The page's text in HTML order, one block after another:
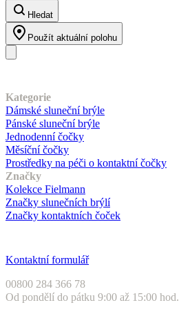
Hledat
Použít aktuální polohu
Kategorie
Dámské sluneční brýle
Pánské sluneční brýle
Jednodenní čočky
Měsíční čočky
Prostředky na péči o kontaktní čočky
Značky
Kolekce Fielmann
Značky slunečních brýlí
Značky kontaktních čoček
Kontaktní formulář
00800 284 366 78
Od pondělí do pátku 9:00 až 15:00 hod.